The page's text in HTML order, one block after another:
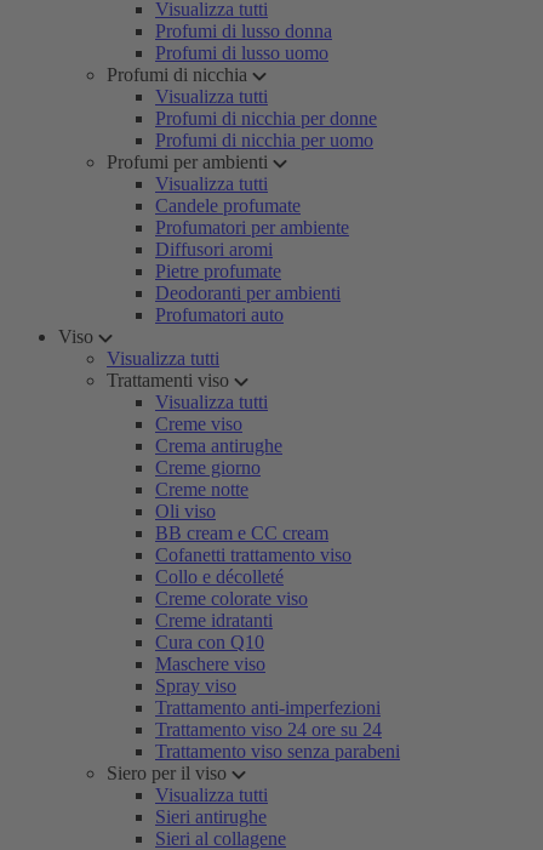
Visualizza tutti
Profumi di lusso donna
Profumi di lusso uomo
Profumi di nicchia
Visualizza tutti
Profumi di nicchia per donne
Profumi di nicchia per uomo
Profumi per ambienti
Visualizza tutti
Candele profumate
Profumatori per ambiente
Diffusori aromi
Pietre profumate
Deodoranti per ambienti
Profumatori auto
Viso
Visualizza tutti
Trattamenti viso
Visualizza tutti
Creme viso
Crema antirughe
Creme giorno
Creme notte
Oli viso
BB cream e CC cream
Cofanetti trattamento viso
Collo e décolleté
Creme colorate viso
Creme idratanti
Cura con Q10
Maschere viso
Spray viso
Trattamento anti-imperfezioni
Trattamento viso 24 ore su 24
Trattamento viso senza parabeni
Siero per il viso
Visualizza tutti
Sieri antirughe
Sieri al collagene